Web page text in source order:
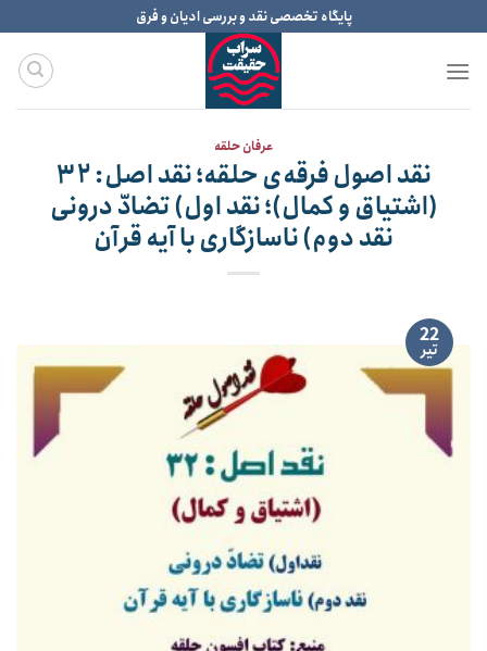
to
content
پایگاه تخصصی نقد و بررسی ادیان و فرق
عرفان حلقه
نقد اصول فرقه‌ی حلقه؛ نقد اصل: ۳۲
(اشتیاق و کمال)؛ نقد اول) تضادّ درونی
نقد دوم) ناسازگاری با آیه قرآن
22
تیر